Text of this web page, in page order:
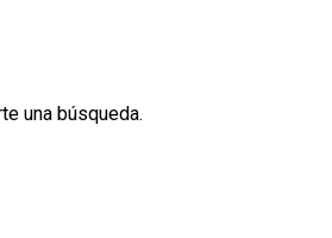
una búsqueda.